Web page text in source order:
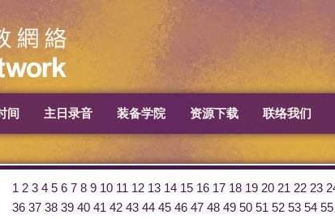
间 主日录音 装备学院 资源下载 联络我们
1 2 3 4 5 6 7 8 9 10 11 12 13 14 15 16 17 18 19 20 21 22 23
36 37 38 39 40 41 42 43 44 45 46 47 48 49 50 51 52 53 54 55